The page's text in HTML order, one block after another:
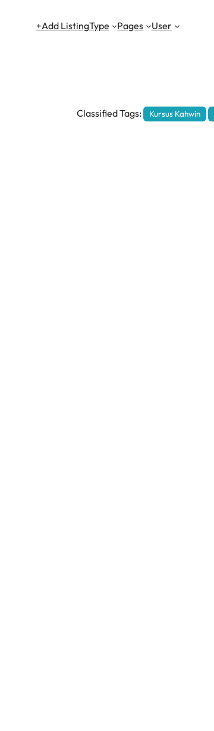
+Add ListingType Pages User
Classified Tags: Kursus Kahwin